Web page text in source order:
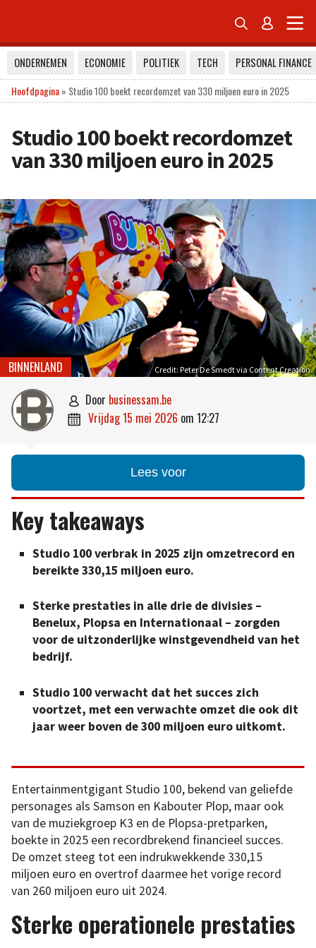
 
ONDERNEMEN ECONOMIE POLITIEK TECH
PERSONAL FINANCE
Hoofdpagina» Studio 100 boekt recordomzet van 330 miljoen euro in 2025
Studio 100 boekt recordomzet
van 330 miljoen euro in 2025
Credit: Peter De Smedt via Content Creation
BINNENLAND
 door businessam.be
 vrijdag 15 mei 2026 om 12:27
Lees voor
Key takeaways
Studio 100 verbrak in 2025 zijn omzetrecord en
bereikte 330,15 miljoen euro.
Sterke prestaties in alle drie de divisies –
Benelux, Plopsa en Internationaal – zorgden
voor de uitzonderlijke winstgevendheid van het
bedrijf.
Studio 100 verwacht dat het succes zich
voortzet, met een verwachte omzet die ook dit
jaar weer boven de 300 miljoen euro uitkomt.
Entertainmentgigant Studio 100, bekend van geliefde
personages als Samson en Kabouter Plop, maar ook
van de muziekgroep K3 en de Plopsa-pretparken,
boekte in 2025 een recordbrekend financieel succes.
De omzet steeg tot een indrukwekkende 330,15
miljoen euro en overtrof daarmee het vorige record
van 260 miljoen euro uit 2024.
Sterke operationele prestaties